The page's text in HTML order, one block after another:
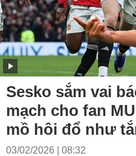
Sesko sắm vai
mạch cho fan
mồ hôi đổ như
03/02/2026 | 08:32